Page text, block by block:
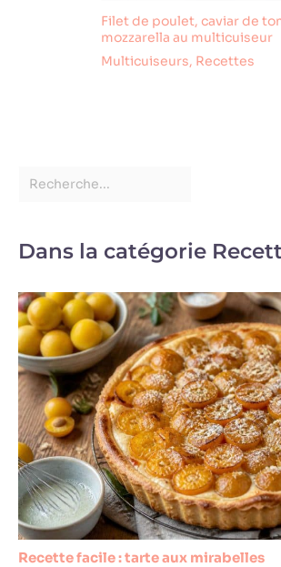
assiette
noire
Filet de poulet, caviar de
mozzarella au multicuiseur
Multicuiseurs, Recettes
Dans la catégorie
Recette facile : tarte aux mirabelles